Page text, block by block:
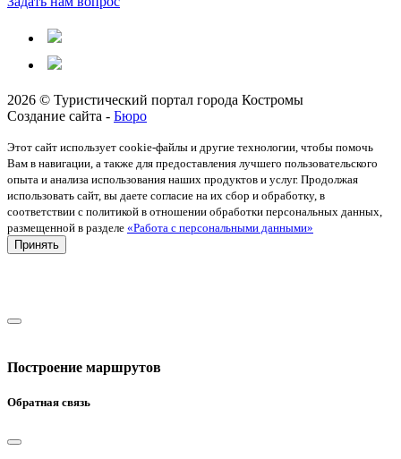
2026 © Туристический портал города Костромы
Создание сайта - Бюро
Этот сайт использует cookie-файлы и другие технологии, чтобы помочь
Вам в навигации, а также для предоставления лучшего пользовательского
опыта и анализа использования наших продуктов и услуг. Продолжая
использовать сайт, вы даете согласие на их сбор и обработку, в
соответствии с политикой в отношении обработки персональных данных,
размещенной в разделе «Работа с персональными данными»
Принять
Построение маршрутов
Обратная связь